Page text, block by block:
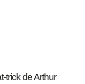
trick de Arthur